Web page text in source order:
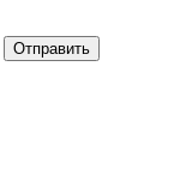
Отправить